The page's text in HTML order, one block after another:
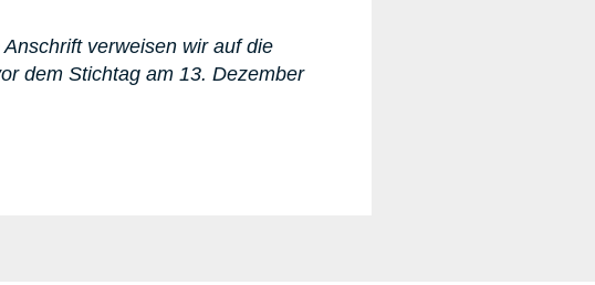
verweisen wir auf die
dem Stichtag am 13. Dezember